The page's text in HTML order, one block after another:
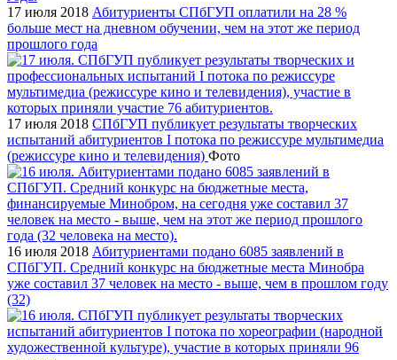
17 июля 2018 Абитуриенты СПбГУП оплатили на 28 %
больше мест на дневном обучении, чем на этот же период
прошлого года
17 июля 2018 СПбГУП публикует результаты творческих
испытаний абитуриентов I потока по режиссуре мультимедиа
(режиссуре кино и телевидения) Фото
16 июля 2018 Абитуриентами подано 6085 заявлений в
СПбГУП. Средний конкурс на бюджетные места Минобра
уже составил 37 человек на место - выше, чем в прошлом году
(32)